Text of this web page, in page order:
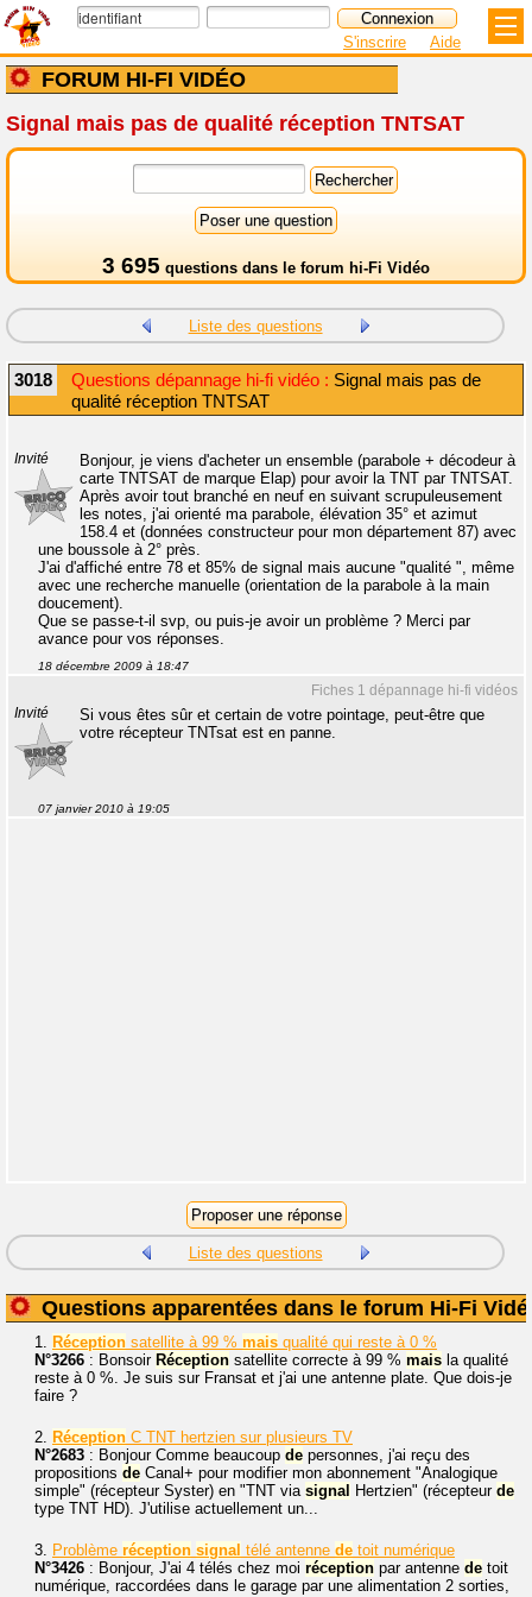
FORUM HI-FI VIDÉO
S'inscrire Aide
Signal mais pas de qualité réception TNTSAT
3 695 questions dans le forum hi-Fi Vidéo
Liste des questions
3018 Questions dépannage hi-fi vidéo : Signal mais pas de
qualité réception TNTSAT
Invité
Bonjour, je viens d'acheter un ensemble (parabole + décodeur à
carte TNTSAT de marque Elap) pour avoir la TNT par TNTSAT.
Après avoir tout branché en neuf en suivant scrupuleusement
les notes, j'ai orienté ma parabole, élévation 35° et azimut
158.4 et (données constructeur pour mon département 87) avec
une boussole à 2° près.
J'ai d'affiché entre 78 et 85% de signal mais aucune "qualité ", même
avec une recherche manuelle (orientation de la parabole à la main
doucement).
Que se passe-t-il svp, ou puis-je avoir un problème ? Merci par
avance pour vos réponses.
18 décembre 2009 à 18:47
Fiches 1 dépannage hi-fi vidéos
Invité
Si vous êtes sûr et certain de votre pointage, peut-être que
votre récepteur TNTsat est en panne.
07 janvier 2010 à 19:05
Liste des questions
Questions apparentées dans le forum Hi-Fi
1. Réception satellite à 99 % mais qualité qui reste à 0 %
N°3266 : Bonsoir Réception satellite correcte à 99 % mais la qualité
reste à 0 %. Je suis sur Fransat et j'ai une antenne plate. Que dois-je
faire ?
2. Réception C TNT hertzien sur plusieurs TV
N°2683 : Bonjour Comme beaucoup de personnes, j'ai reçu des
propositions de Canal+ pour modifier mon abonnement "Analogique
simple" (récepteur Syster) en "TNT via signal Hertzien" (récepteur de
type TNT HD). J'utilise actuellement un...
3. Problème réception signal télé antenne de toit numérique
N°3426 : Bonjour, J'ai 4 télés chez moi réception par antenne de toit
numérique, raccordées dans le garage par une alimentation 2 sorties,